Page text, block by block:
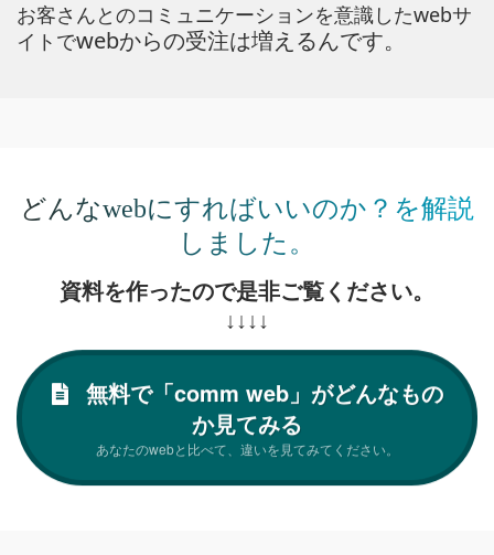
お客さんとのコミュニケーションを意識したwebサ
イトでwebからの受注は増えるんです。
どんなwebにすればいいのか？を解説
しました。
資料を作ったので是非ご覧ください。
↓↓↓↓
無料で「comm web」がどんなもの
か見てみる
あなたのwebと比べて、違いを見てみてください。